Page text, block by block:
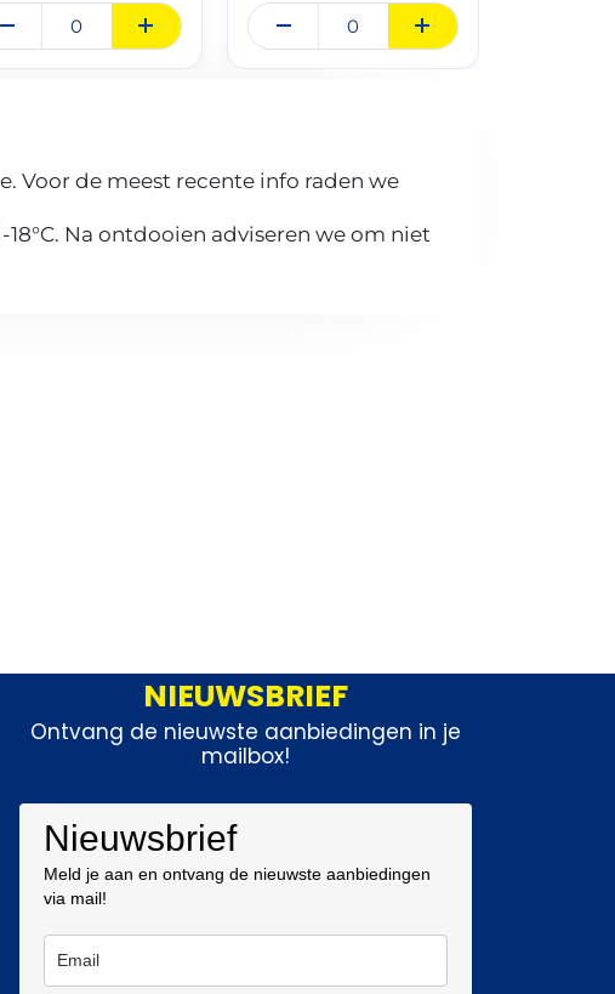
Voor de meest recente info raden we
Na ontdooien adviseren we om niet
NIEUWSBRIEF
Ontvang de nieuwste aanbiedingen in je
mailbox!
Nieuwsbrief
Meld je aan en ontvang de nieuwste aanbiedingen
via mail!